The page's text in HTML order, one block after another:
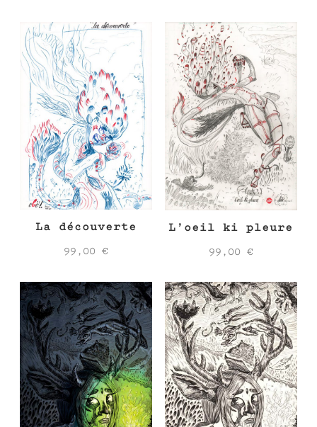
La découverte
99,00€
L’oeil ki pleure
99,00 €